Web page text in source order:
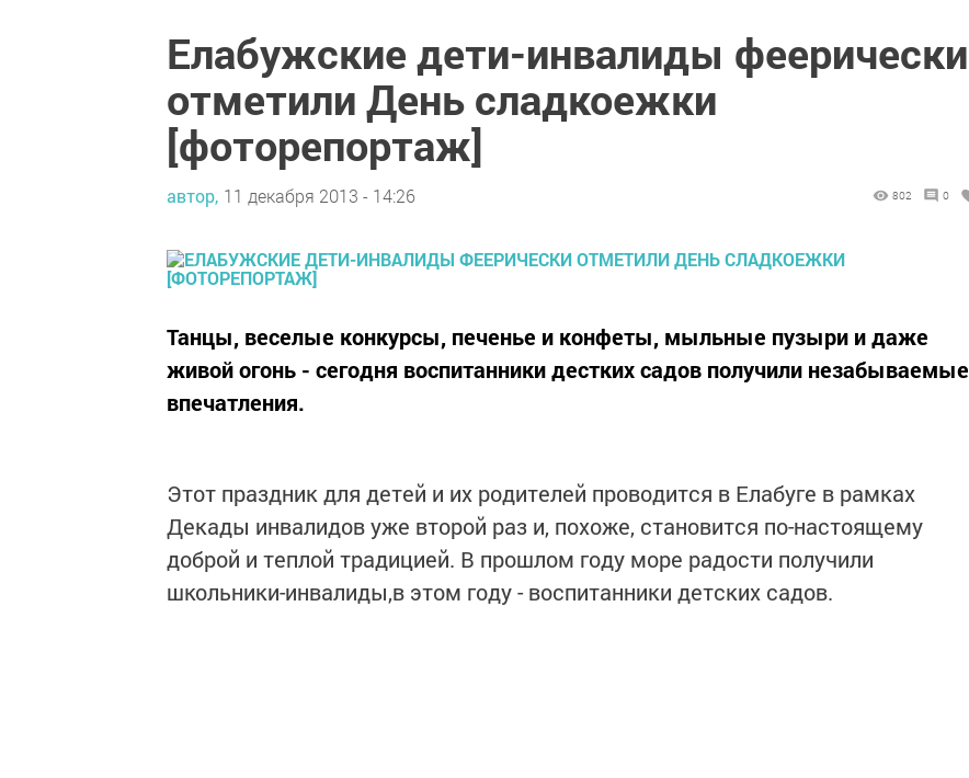
Елабужские дети-инвалиды феерически
отметили День сладкоежки
[фоторепортаж]
автор, 11 декабря 2013 - 14:26 802 0
Танцы, веселые конкурсы, печенье и конфеты, мыльные пузыри и даже
живой огонь - сегодня воспитанники дестких садов получили незабываемые
впечатления.
Этот праздник для детей и их родителей проводится в Елабуге в рамках
Декады инвалидов уже второй раз и, похоже, становится по-настоящему
доброй и теплой традицией. В прошлом году море радости получили
школьники-инвалиды,в этом году - воспитанники детских садов.